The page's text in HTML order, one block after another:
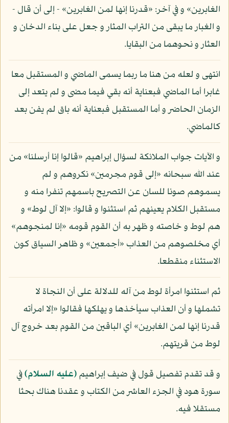
الغابرين» و في آخر: «قدرنا إنها لمن الغابرين» - إلى أن قال -
و الغبار ما يبقى من التراب المثار و جعل على بناء الدخان و
العثار و نحوهما من البقايا.
انتهى و لعله من هنا ما ربما يسمى الماضي و المستقبل معا
غابرا أما الماضي فبعناية أنه بقي فيما مضى و لم يتعد إلى
الزمان الحاضر و أما المستقبل فبعناية أنه باق لم يفن بعد
كالماضي.
و الآيات جواب الملائكة لسؤال إبراهيم «قالوا إنا أرسلنا» من
عند الله سبحانه «إلى قوم مجرمين» نكروهم و لم
يسموهم صونا للسان عن التصريح باسمهم تنفرا منه و
مستقبل الكلام يعينهم ثم استثنوا و قالوا: «إلا آل لوط» و
هم لوط و خاصته و ظهر به أن القوم قومه «إنا لمنجوهم»
أي مخلصوهم من العذاب «أجمعين» و ظاهر السياق كون
الاستثناء منقطعا.
ثم استثنوا امرأة لوط من آله للدلالة على أن النجاة لا
تشملها و أن العذاب سيأخذها و يهلكها فقالوا «إلا امرأته
قدرنا إنها لمن الغابرين» أي الباقين من القوم بعد خروج آل
لوط من قريتهم.
و قد تقدم تفصيل قول في ضيف إبراهيم(عليه السلام)في
سورة هود في الجزء العاشر من الكتاب و عقدنا هناك بحثا
مستقلا فيه.